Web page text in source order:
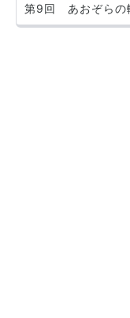
第9回 あおぞらの